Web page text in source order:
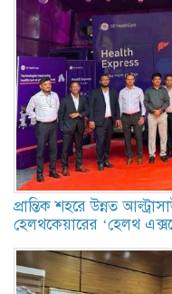
প্রান্তিক শহরে উন্নত
হেলথকেয়ারের ‘হেলথ